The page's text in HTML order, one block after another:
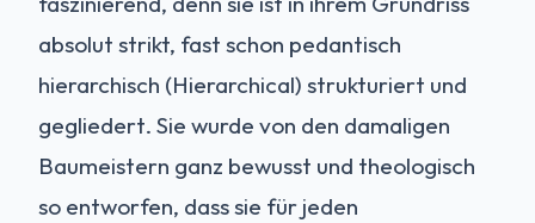
absolut strikt, fast schon pedantisch
hierarchisch (Hierarchical) strukturiert und
gegliedert. Sie wurde von den damaligen
Baumeistern ganz bewusst und theologisch
so entworfen, dass sie für jeden